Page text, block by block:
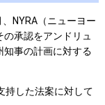
NYRA（ニューヨー
承認をアンドリュ
事の計画に対する
した法案に対して